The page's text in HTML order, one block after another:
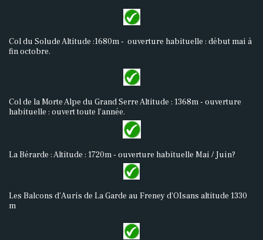
Col du Solude Altitude :1680m - ouverture habituelle : début mai à
fin octobre.
Col de la Morte Alpe du Grand Serre Altitude : 1368m - ouverture
habituelle : ouvert toute l’année.
La Bérarde : Altitude : 1720m - ouverture habituelle Mai / Juin?
Les Balcons d'Auris de La Garde au Freney d'OIsans altitude 1330
m